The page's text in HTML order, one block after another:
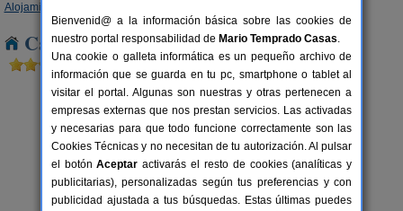
Alojamientos
Casas Rurales en Muriel de la Fuente
2+1 pers.
desde75 €
La Galiana Loft Nature
Casarejos (Soria)
Bienvenid@ a la información básica sobre las cookies de
nuestro portal responsabilidad de Mario Temprado Casas.
Una cookie o galleta informática es un pequeño archivo de
información que se guarda en tu pc, smartphone o tablet al
visitar el portal. Algunas son nuestras y otras pertenecen a
empresas externas que nos prestan servicios. Las activadas
y necesarias para que todo funcione correctamente son las
Cookies Técnicas y no necesitan de tu autorización. Al pulsar
el botónAceptar activarás el resto de cookies (analíticas y
publicitarias), personalizadas según tus preferencias y con
publicidad ajustada a tus búsquedas. Estas últimas puedes